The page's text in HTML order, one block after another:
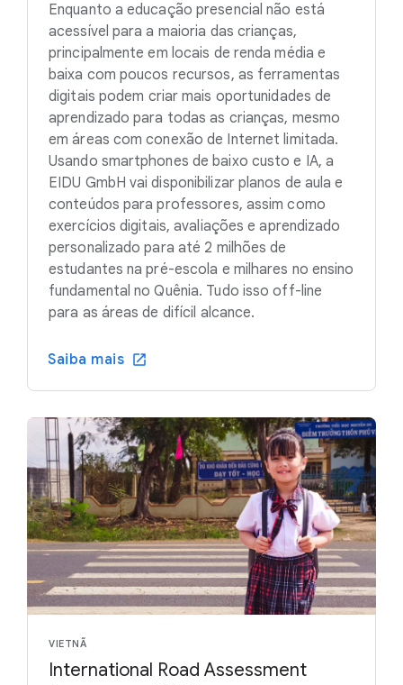
Enquanto a educação presencial não está
acessível para a maioria das crianças,
principalmente em locais de renda média e
baixa com poucos recursos, as ferramentas
digitais podem criar mais oportunidades de
aprendizado para todas as crianças, mesmo
em áreas com conexão de Internet limitada.
Usando smartphones de baixo custo e IA, a
EIDU GmbH vai disponibilizar planos de aula e
conteúdos para professores, assim como
exercícios digitais, avaliações e aprendizado
personalizado para até 2 milhões de
estudantes na pré-escola e milhares no ensino
fundamental no Quênia. Tudo isso off-line
para as áreas de difícil alcance.
Saiba mais
VIETNÃ
International Road Assessment